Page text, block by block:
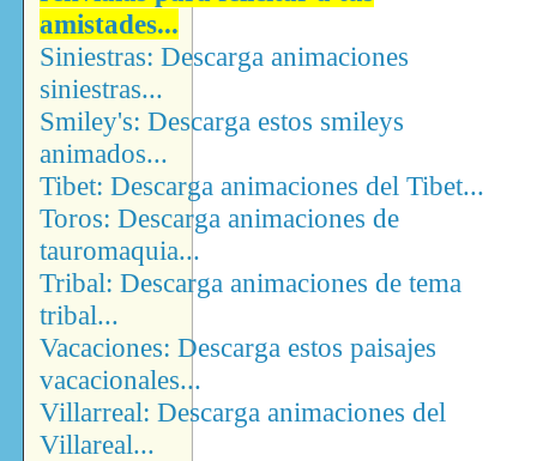
amistades...
Siniestras: Descarga animaciones
siniestras...
Smiley's: Descarga estos smileys
animados...
Tibet: Descarga animaciones del Tibet...
Toros: Descarga animaciones de
tauromaquia...
Tribal: Descarga animaciones de tema
tribal...
Vacaciones: Descarga estos paisajes
vacacionales...
Villarreal: Descarga animaciones del
Villareal...